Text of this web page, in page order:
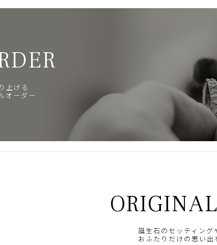
上げる
オーダー
誕生石のセッティング
おふたりだけの思い出